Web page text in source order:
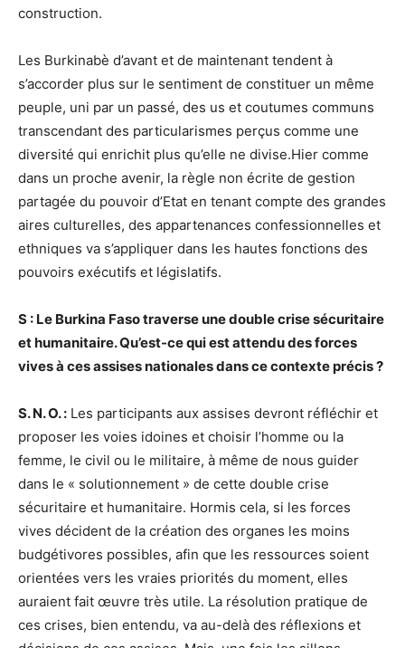
construction.
Les Burkinabè d’avant et de maintenant tendent à
s’accorder plus sur le sentiment de constituer un même
peuple, uni par un passé, des us et coutumes communs
transcendant des particularismes perçus comme une
diversité qui enrichit plus qu’elle ne divise.Hier comme
dans un proche avenir, la règle non écrite de gestion
partagée du pouvoir d’Etat en tenant compte des grandes
aires culturelles, des appartenances confessionnelles et
ethniques va s’appliquer dans les hautes fonctions des
pouvoirs exécutifs et législatifs.
S : Le Burkina Faso traverse une double crise sécuritaire
et humanitaire. Qu’est-ce qui est attendu des forces
vives à ces assises nationales dans ce contexte précis ?
S. N. O. : Les participants aux assises devront réfléchir et
proposer les voies idoines et choisir l’homme ou la
femme, le civil ou le militaire, à même de nous guider
dans le « solutionnement » de cette double crise
sécuritaire et humanitaire. Hormis cela, si les forces
vives décident de la création des organes les moins
budgétivores possibles, afin que les ressources soient
orientées vers les vraies priorités du moment, elles
auraient fait œuvre très utile. La résolution pratique de
ces crises, bien entendu, va au-delà des réflexions et